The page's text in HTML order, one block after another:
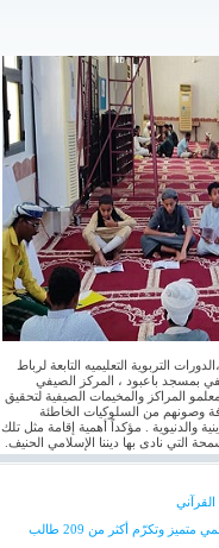
التربوية التعليميه التابعة لرباط
بمسجد باعبود ، المركز الصيفي
المراكز والمخيمات الصيفية لتحقيق
وصونهم من السلوكيات الخاطئة
والدنيوية . مؤكداً أهمية إقامة مثل تلك
التي نادى بها ديننا الإسلامي الحنيف.
وتكرّم أكثر من 209 طالب